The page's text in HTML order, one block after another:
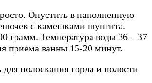
Опустить в наполненную
с камешками шунгита.
грамм. Температура воды 36 – 37
приема ванны 15-20 минут.
полоскания горла и полости